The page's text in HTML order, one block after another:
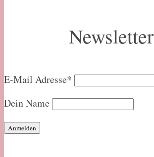
Newsletter
E-Mail Adresse*
Dein Name